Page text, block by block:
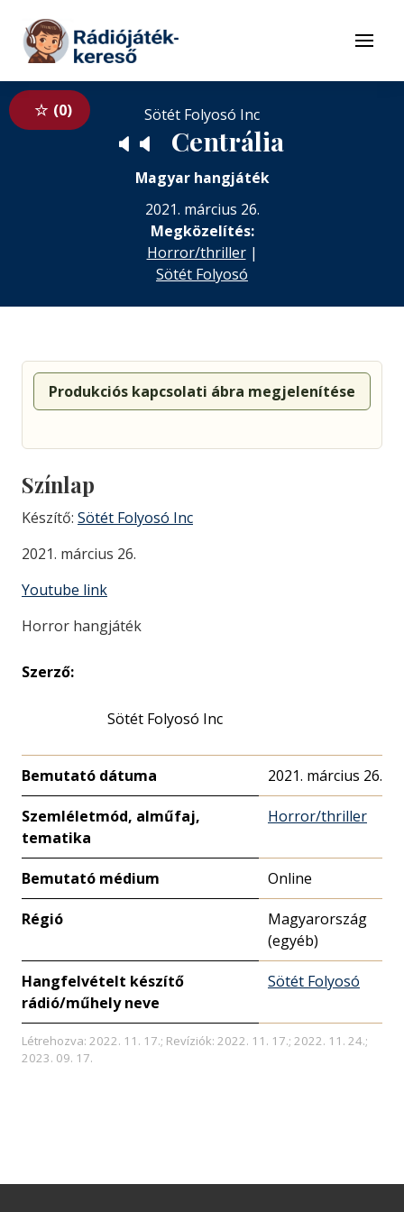
Tovább a tartalomhoz
Menü
0 Sötét Folyosó Inc
🔈 🔈 Centrália
Magyar hangjáték
2021. március 26.
Megközelítés:
Horror/thriller|
Sötét Folyosó
Produkciós kapcsolati ábra megjelenítése
Színlap
Készítő: Sötét Folyosó Inc
2021. március 26.
Youtube link
Horror hangjáték
Szerző:
Sötét Folyosó Inc
Bemutató dátuma 2021. március 26.
Szemléletmód, alműfaj,
tematika
Horror/thriller
Bemutató médium Online
Régió
Magyarország
(egyéb)
Hangfelvételt készítő
rádió/műhely neve
Sötét Folyosó
Létrehozva: 2022. 11. 17.; Revíziók: 2022. 11. 17.; 2022. 11. 24.;
2023. 09. 17.